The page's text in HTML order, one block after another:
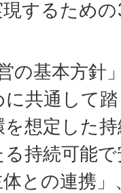
するため
の基本方針
共通して
想定した
持続可能
との連携